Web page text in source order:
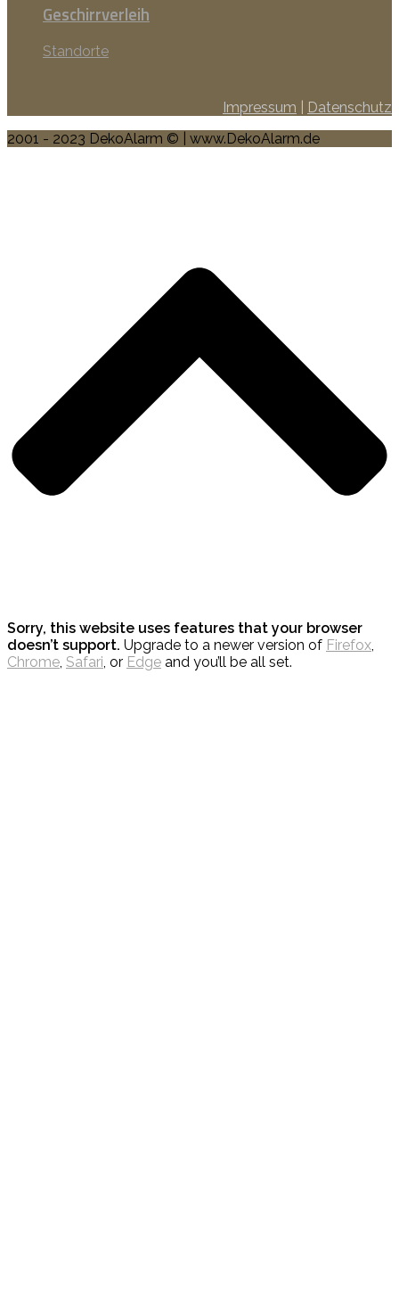
Geschirrverleih
Standorte
Impressum
Datenschutz
2001 - 2023 DekoAlarm © | www.DekoAlarm.de
Sorry, this website uses features that your browser
doesn’t support. Upgrade to a newer version of Firefox
Chrome Safari , or Edge and you’ll be all set.